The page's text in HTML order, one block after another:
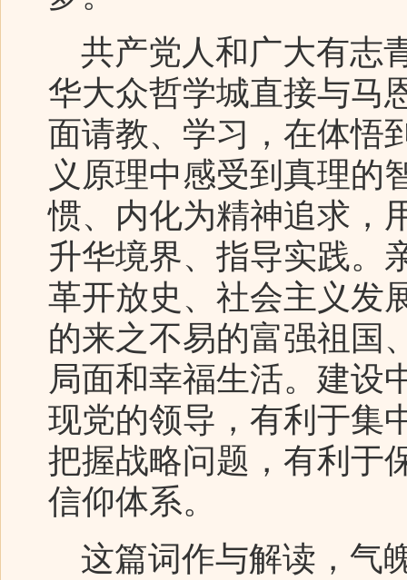
共产党人和广大有志
华大众哲学城直接与马
面请教、学习，在体悟
义原理中感受到真理的
惯、内化为精神追求，
升华境界、指导实践。
革开放史、社会主义发
的来之不易的富强祖国
局面和幸福生活。建设
现党的领导，有利于集
把握战略问题，有利于
信仰体系。
这篇词作与解读，气